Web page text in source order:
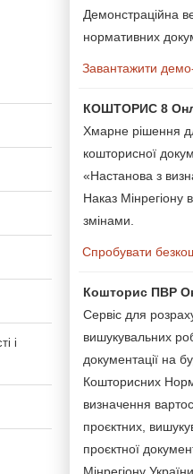
і
Демонстраційна
нормативних
Завантажити
КОШТОРИС 8
Хмарне рішення
кошторисної
«Настанова з
Наказ Мінрегіону
змінами.
Спробувати
Кошторис ПВР
Сервіс для
вишукувальних
документації на
Кошторисних
визначення
проєктних,
проєктної
Мінрегіону